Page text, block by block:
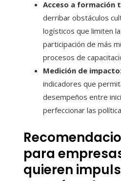
Acceso a formación
derribar obstáculos
logísticos que limiten la
participación de más
procesos de
Medición de impacto
indicadores que
desempeños entre
perfeccionar las
para
quieren